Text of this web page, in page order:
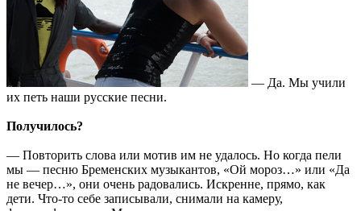
— Да. Мы учили
их петь наши русские песни.
Получилось?
— Повторить слова или мотив им не удалось. Но когда пели
мы — песню Бременских музыкантов, «Ой мороз…» или «Да
не вечер…», они очень радовались. Искренне, прямо, как
дети. Что-то себе записывали, снимали на камеру,